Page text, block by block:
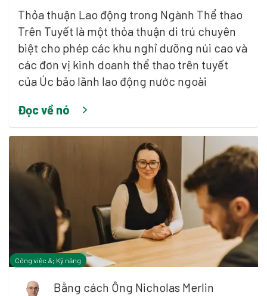
Thỏa thuận Lao động trong Ngành Thể thao
Trên Tuyết là một thỏa thuận di trú chuyên
biệt cho phép các khu nghỉ dưỡng núi cao và
các đơn vị kinh doanh thể thao trên tuyết
của Úc bảo lãnh lao động nước ngoài
Đọc về nó
Công việc &; Kỹ năng
Bằng cách Ông Nicholas Merlin